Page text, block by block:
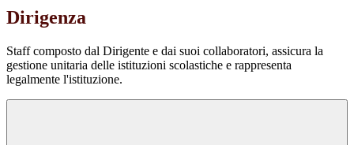
Dirigenza
Staff composto dal Dirigente e dai suoi collaboratori, assicura la
gestione unitaria delle istituzioni scolastiche e rappresenta
legalmente l'istituzione.